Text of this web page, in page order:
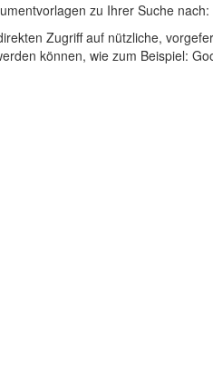
zu Ihrer Suche
Zugriff auf nützliche,
können, wie zum Beispiel: